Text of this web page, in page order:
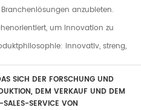
anzubieten.
um Innovation zu
innovativ, streng,
Service, rücksichtsvoller
Fabriken in Guanazhou und
von mehr als 10.000
SICH DER FORSCHUNG UND
DEM VERKAUF UND DEM
SALES-SERVICE VON